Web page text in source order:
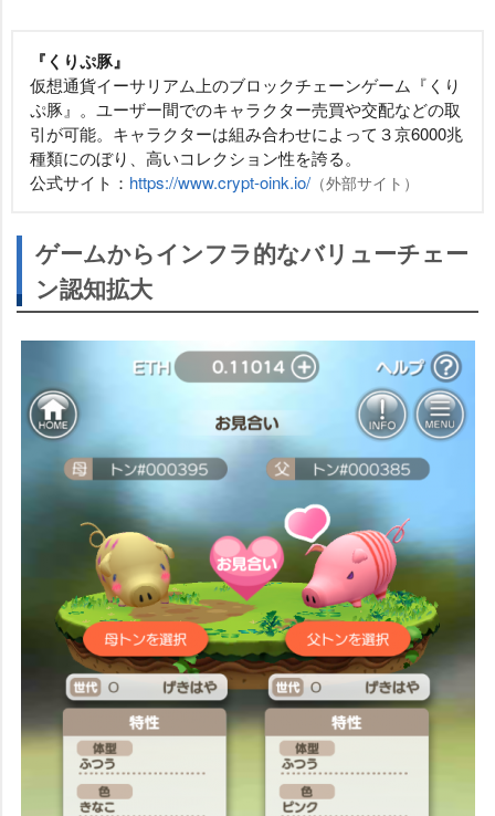
『くりぷ豚』
仮想通貨イーサリアム上のブロックチェーンゲーム『くり
ぷ豚』。ユーザー間でのキャラクター売買や交配などの取
引が可能。キャラクターは組み合わせによって３京6000兆
種類にのぼり、高いコレクション性を誇る。
公式サイト： https://www.crypt-oink.io/ （外部サイト）
ゲームからインフラ的なバリューチェー
ン認知拡大